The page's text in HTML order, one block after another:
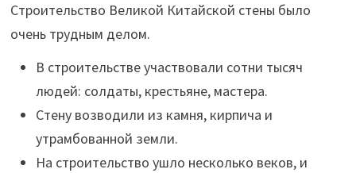
Строительство Великой Китайской стены было
очень трудным делом.
В строительстве участвовали сотни тысяч
людей: солдаты, крестьяне, мастера.
Стену возводили из камня, кирпича и
утрамбованной земли.
На строительство ушло несколько веков, и